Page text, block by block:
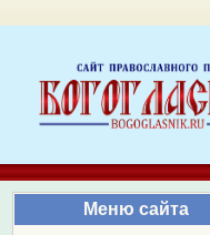
Меню сайта